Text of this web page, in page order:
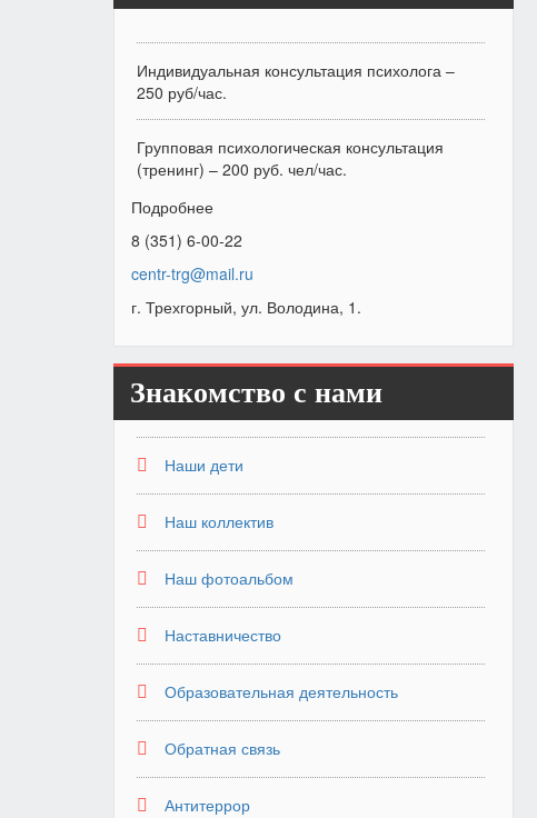
Индивидуальная консультация психолога –
250 руб/час.
Групповая психологическая консультация
(тренинг) – 200 руб. чел/час.
Подробнее
8 (351) 6-00-22
centr-trg@mail.ru
г. Трехгорный, ул. Володина, 1.
Знакомство с нами
Наши дети
Наш коллектив
Наш фотоальбом
Наставничество
Образовательная деятельность
Обратная связь
Антитеррор